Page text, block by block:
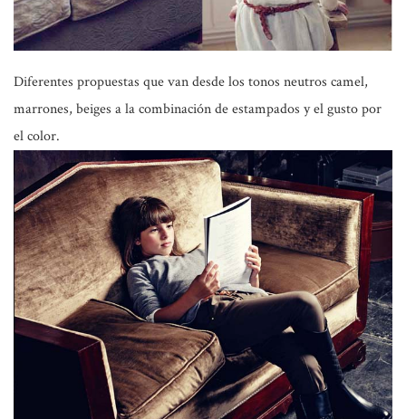
Diferentes propuestas que van desde los tonos neutros camel,
marrones, beiges a la combinación de estampados y el gusto por
el color.